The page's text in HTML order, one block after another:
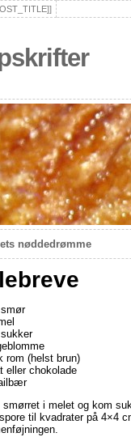
nøddedrømme
rom (helst brun)
eller chokolade
smørret i melet og kom
til kvadrater på 4×4